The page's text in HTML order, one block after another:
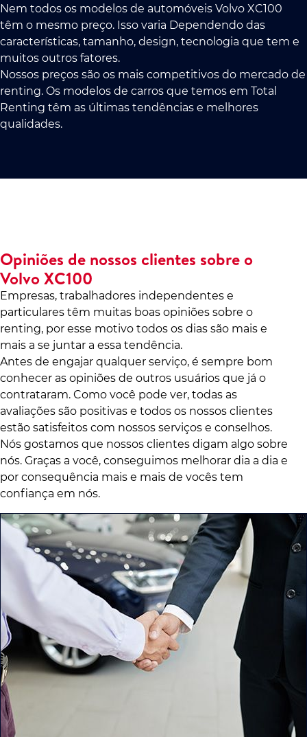
Nem todos os modelos de automóveis Volvo XC100
têm o mesmo preço. Isso varia Dependendo das
características, tamanho, design, tecnologia que tem e
muitos outros fatores.
Nossos preços são os mais competitivos do mercado de
renting. Os modelos de carros que temos em Total
Renting têm as últimas tendências e melhores
qualidades.
Opiniões de nossos clientes sobre o
Volvo XC100
Empresas, trabalhadores independentes e
particulares têm muitas boas opiniões sobre o
renting, por esse motivo todos os dias são mais e
mais a se juntar a essa tendência.
Antes de engajar qualquer serviço, é sempre bom
conhecer as opiniões de outros usuários que já o
contrataram. Como você pode ver, todas as
avaliações são positivas e todos os nossos clientes
estão satisfeitos com nossos serviços e conselhos.
Nós gostamos que nossos clientes digam algo sobre
nós. Graças a você, conseguimos melhorar dia a dia e
por consequência mais e mais de vocês tem
confiança em nós.